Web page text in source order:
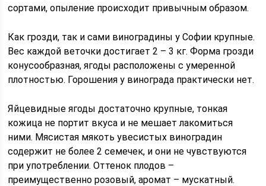
сортами, опыление происходит привычным образом.
Как грозди, так и сами виноградины у Софии крупные.
Вес каждой веточки достигает 2 – 3 кг. Форма грозди
конусообразная, ягоды расположены с умеренной
плотностью. Горошения у винограда практически нет.
Яйцевидные ягоды достаточно крупные, тонкая
кожица не портит вкуса и не мешает лакомиться
ними. Мясистая мякоть увесистых виноградин
содержит не более 2 семечек, и они не чувствуются
при употреблении. Оттенок плодов –
преимущественно розовый, аромат – мускатный.